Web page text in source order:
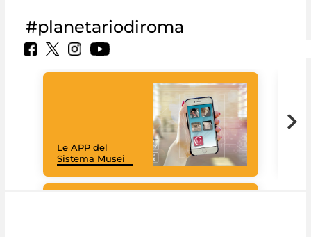
#planetariodiroma
Le APP del
Sistema Musei